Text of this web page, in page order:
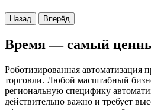
Назад Вперёд
Время — самый
Роботизированная автоматизация
торговли. Любой масштабный
региональную специфику
действительно важно и требует